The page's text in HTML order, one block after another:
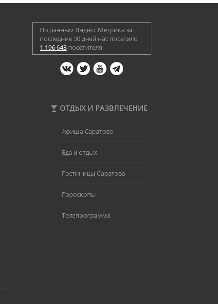
По данным Яндекс.Метрика за
последние 30 дней нас посетило
1 196 643 посетителя
ОТДЫХ И РАЗВЛЕЧЕНИЕ
Афиша Саратова
Еда и отдых
Гостиницы Саратова
Гороскопы
Телепрограмма